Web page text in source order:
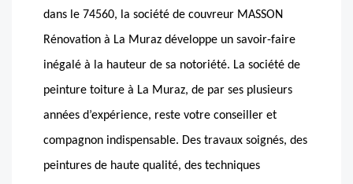
dans le 74560, la société de couvreur MASSON
Rénovation à La Muraz développe un savoir-faire
inégalé à la hauteur de sa notoriété. La société de
peinture toiture à La Muraz, de par ses plusieurs
années d’expérience, reste votre conseiller et
compagnon indispensable. Des travaux soignés, des
peintures de haute qualité, des techniques